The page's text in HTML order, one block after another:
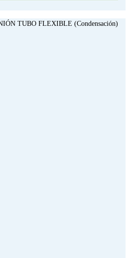
TUBO FLEXIBLE (Condensación)